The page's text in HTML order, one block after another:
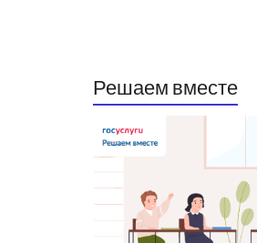
Решаем вместе